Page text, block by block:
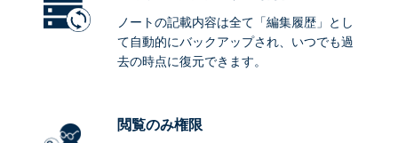
ノートの記載内容は全て「編集履歴」とし
て自動的にバックアップされ、いつでも過
去の時点に復元できます。
閲覧のみ権限